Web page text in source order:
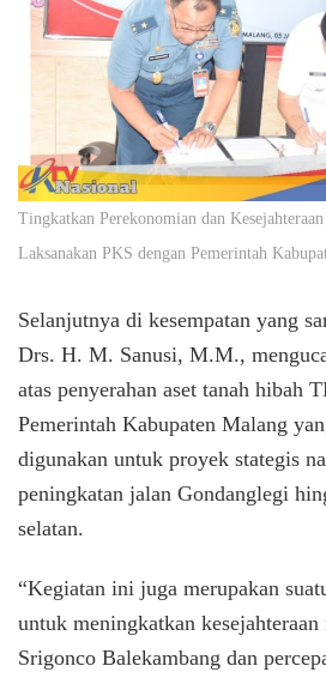
Tingkatkan Perekonomian dan
Laksanakan PKS dengan Pemerintah
Selanjutnya di kesempatan yang
Drs. H. M. Sanusi, M.M.,
atas penyerahan aset tanah hibah
Pemerintah Kabupaten Malang
digunakan untuk proyek stategis
peningkatan jalan Gondanglegi
selatan.
“Kegiatan ini juga merupakan
untuk meningkatkan
Srigonco Balekambang dan